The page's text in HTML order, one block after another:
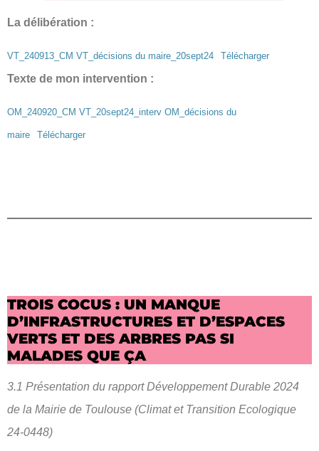
La délibération :
VT_240913_CM VT_décisions du maire_20sept24 Télécharger
Texte de mon intervention :
OM_240920_CM VT_20sept24_interv OM_décisions du
maire Télécharger
TROIS COCUS : UN MANQUE
D’INFRASTRUCTURES ET D’ESPACES
VERTS ET DES ARBRES PAS SI
MALADES QUE ÇA
3.1 Présentation du rapport Développement Durable 2024
de la Mairie de Toulouse (Climat et Transition Ecologique
24-0448)